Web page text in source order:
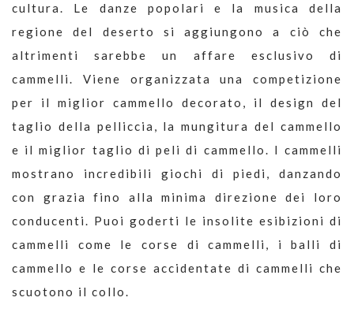
cultura. Le danze popolari e la musica della
regione del deserto si aggiungono a ciò che
altrimenti sarebbe un affare esclusivo di
cammelli. Viene organizzata una competizione
per il miglior cammello decorato, il design del
taglio della pelliccia, la mungitura del cammello
e il miglior taglio di peli di cammello. I cammelli
mostrano incredibili giochi di piedi, danzando
con grazia fino alla minima direzione dei loro
conducenti. Puoi goderti le insolite esibizioni di
cammelli come le corse di cammelli, i balli di
cammello e le corse accidentate di cammelli che
scuotono il collo.